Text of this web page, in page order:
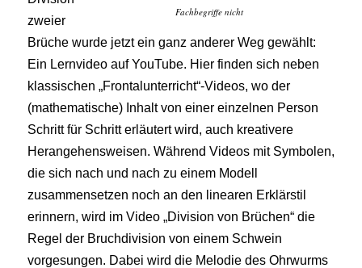
Fachbegriffe nicht
zweier
Brüche wurde jetzt ein ganz anderer Weg gewählt:
Ein Lernvideo auf YouTube. Hier finden sich neben
klassischen „Frontalunterricht“-Videos, wo der
(mathematische) Inhalt von einer einzelnen Person
Schritt für Schritt erläutert wird, auch kreativere
Herangehensweisen. Während Videos mit Symbolen,
die sich nach und nach zu einem Modell
zusammensetzen noch an den linearen Erklärstil
erinnern, wird im Video „Division von Brüchen“ die
Regel der Bruchdivision von einem Schwein
vorgesungen. Dabei wird die Melodie des Ohrwurms